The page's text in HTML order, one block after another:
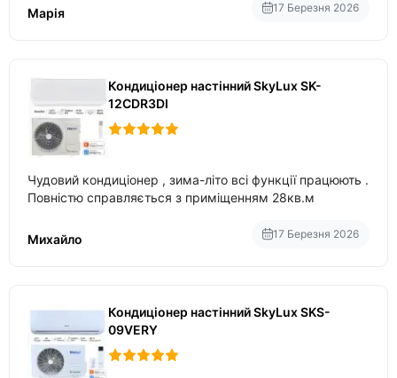
Марія
17 Березня 2026
Кондиціонер настінний SkyLux SK-
12CDR3DI
Чудовий кондиціонер , зима-літо всі функції працюють .
Повністю справляється з приміщенням 28кв.м
Михайло 17 Березня 2026
Кондиціонер настінний SkyLux SKS-
09VERY